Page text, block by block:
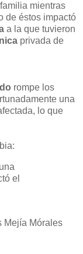
mientras
de éstos impactó
a la que tuvieron
privada de
rompe los
una
lo que
el
Mejía Mórales